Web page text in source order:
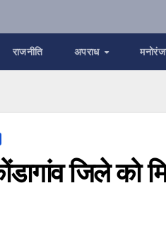
राजनीति अपराध
जिले को